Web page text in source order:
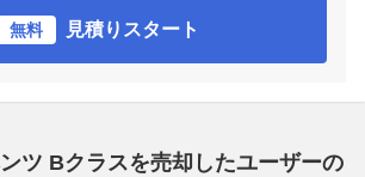
無料 見積りスタート
ツ Bクラスを売却したユーザーの